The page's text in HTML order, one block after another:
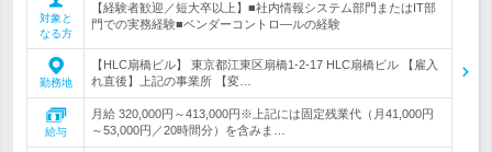
対象と
なる方
【経験者歓迎／短大卒以上】■社内情報システム部門またはIT部
門での実務経験■ベンダーコントロ―ルの経験
勤務地
【HLC扇橋ビル】 東京都江東区扇橋1-2-17 HLC扇橋ビル 【雇入
れ直後】上記の事業所 【変…
給与
月給 320,000円～413,000円※上記には固定残業代（月41,000円
～53,000円／20時間分）を含みま…